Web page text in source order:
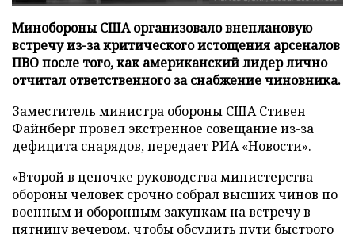
Минобороны США организовало внеплановую
встречу из-за критического истощения арсеналов
ПВО после того, как американский лидер лично
отчитал ответственного за снабжение чиновника.
Заместитель министра обороны США Стивен
Файнберг провел экстренное совещание из-за
дефицита снарядов, передаетРИА «Новости».
«Второй в цепочке руководства министерства
обороны человек срочно собрал высших чинов по
военным и оборонным закупкам на встречу в
пятницу вечером, чтобы обсудить пути быстрого